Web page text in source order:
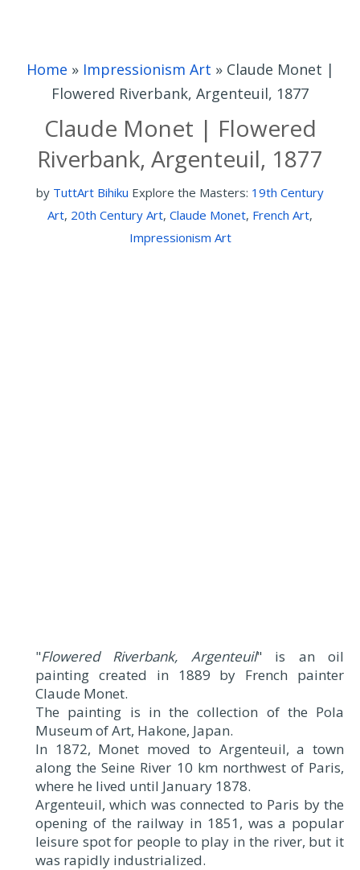
Home » Impressionism Art » Claude Monet |
Flowered Riverbank, Argenteuil, 1877
Claude Monet | Flowered
Riverbank, Argenteuil, 1877
by TuttArt Bihiku Explore the Masters: 19th Century
Art, 20th Century Art, Claude Monet, French Art,
Impressionism Art
"Flowered Riverbank, Argenteuil" is an oil
painting created in 1889 by French painter
Claude Monet.
The painting is in the collection of the Pola
Museum of Art, Hakone, Japan.
In 1872, Monet moved to Argenteuil, a town
along the Seine River 10 km northwest of Paris,
where he lived until January 1878.
Argenteuil, which was connected to Paris by the
opening of the railway in 1851, was a popular
leisure spot for people to play in the river, but it
was rapidly industrialized.